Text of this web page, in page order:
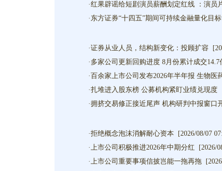
·红果辟谣给短剧演员薪酬划定红线 ：演员
· 东方证券“十四五”期间可持续金融量化目
·证券从业人员，结构新变化：投顾扩容
· 多家公司更新回购进度 8月份累计成交14.7
·百余家上市公司发布2026年半年报 生物医
·扎堆进入股东榜 公募机构紧盯业绩兑现度
·拥挤交易修正接近尾声 机构研判中报窗口
·拒绝概念泡沫消解耐心资本
[2026/08/07
·上市公司积极推进2026年中期分红
[2026/
·上市公司重要事项信披岂能一拖再拖